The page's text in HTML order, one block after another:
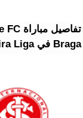
Braga في Primeira Liga والمعلق